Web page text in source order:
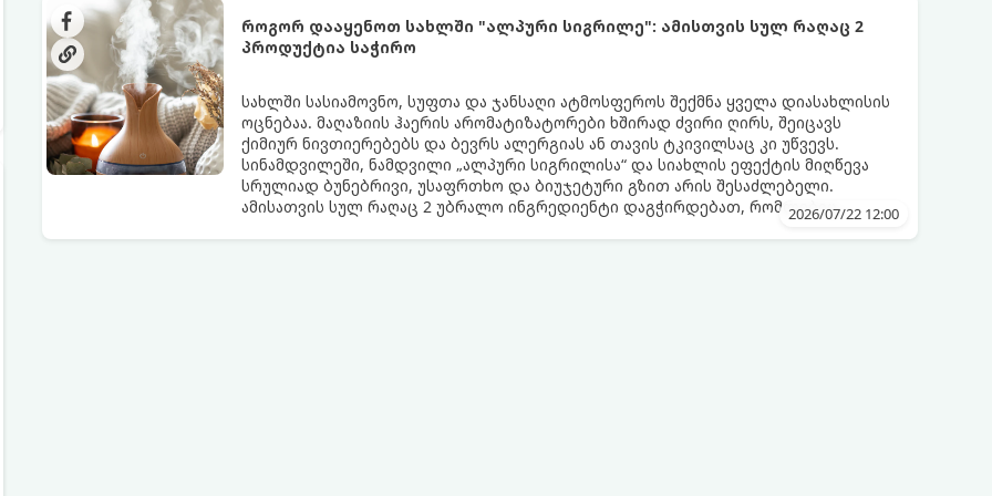
როგორ დააყენოთ სახლში "ალპური სიგრილე": ამისთვის სულ რაღაც 2
პროდუქტია საჭირო
სახლში სასიამოვნო, სუფთა და ჯანსაღი ატმოსფეროს შექმნა ყველა დიასახლისის
ოცნებაა. მაღაზიის ჰაერის არომატიზატორები ხშირად ძვირი ღირს, შეიცავს
ქიმიურ ნივთიერებებს და ბევრს ალერგიას ან თავის ტკივილსაც კი უწვევს.
სინამდვილეში, ნამდვილი „ალპური სიგრილისა“ და სიახლის ეფექტის მიღწევა
სრულიად ბუნებრივი, უსაფრთხო და ბიუჯეტური გზით არის შესაძლებელი.
ამისათვის სულ რაღაც 2 უბრალო ინგრედიენტი დაგჭირდებათ, რომლებიც2026/07/22 12:00